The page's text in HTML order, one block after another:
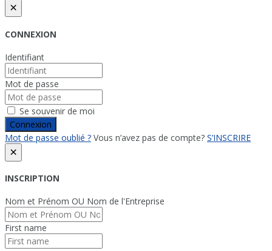
×
CONNEXION
Identifiant
Mot de passe
Se souvenir de moi
Connexion
Mot de passe oublié ? Vous n’avez pas de compte? S’INSCRIRE
×
INSCRIPTION
Nom et Prénom OU Nom de l'Entreprise
First name